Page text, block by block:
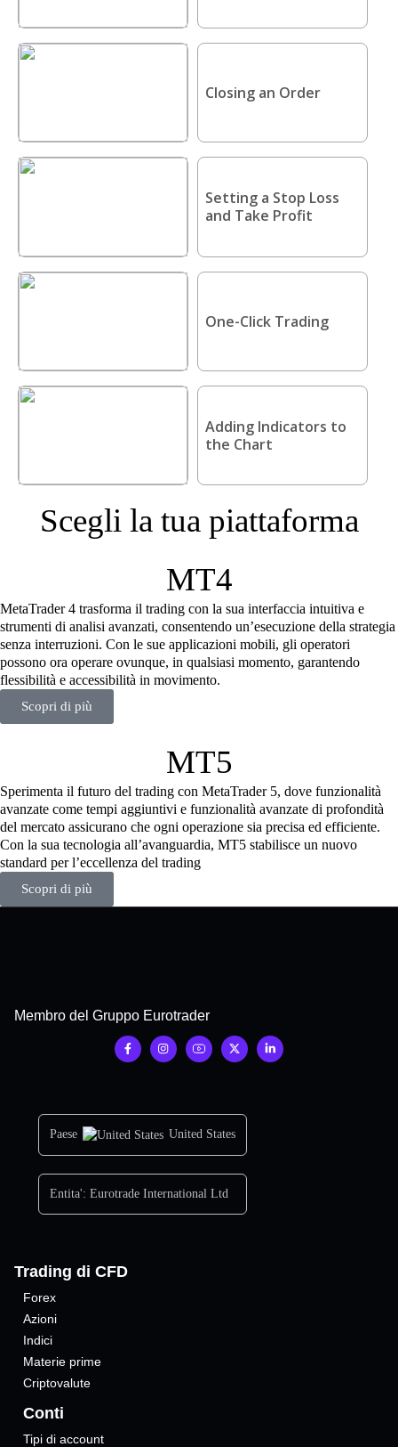
Closing an Order
Setting a Stop Loss
and Take Profit
One-Click Trading
Adding Indicators to
the Chart
Scegli la tua piattaforma
MT4
MetaTrader 4 trasforma il trading con la sua interfaccia intuitiva e
strumenti di analisi avanzati, consentendo un’esecuzione della strategia
senza interruzioni. Con le sue applicazioni mobili, gli operatori
possono ora operare ovunque, in qualsiasi momento, garantendo
flessibilità e accessibilità in movimento.
Scopri di più
MT5
Sperimenta il futuro del trading con MetaTrader 5, dove funzionalità
avanzate come tempi aggiuntivi e funzionalità avanzate di profondità
del mercato assicurano che ogni operazione sia precisa ed efficiente.
Con la sua tecnologia all’avanguardia, MT5 stabilisce un nuovo
standard per l’eccellenza del trading
Scopri di più
Membro del Gruppo Eurotrader
Paese United States
Entita': Eurotrade International Ltd
Trading di CFD
Forex
Azioni
Indici
Materie prime
Criptovalute
Conti
Tipi di account